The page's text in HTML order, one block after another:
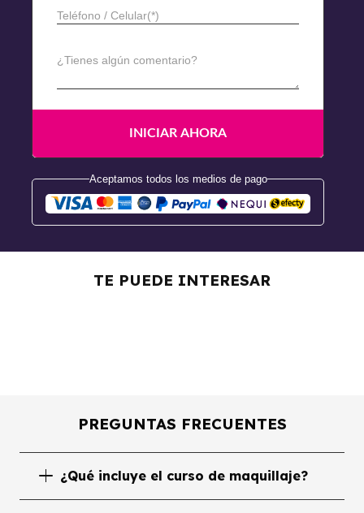
Teléfono / Celular(*)
¿Tienes algún comentario?
Aceptamos todos los medios de pago
TE PUEDE INTERESAR
Curso de Automaquillaje
Curso Maquillaje
PREGUNTAS FRECUENTES
¿Qué incluye el curso de maquillaje?